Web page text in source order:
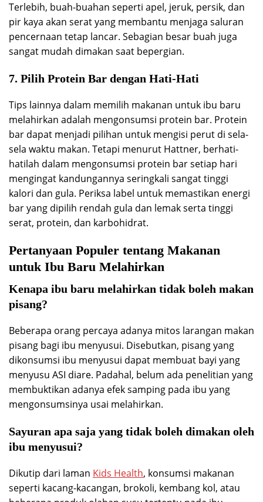
Terlebih, buah-buahan seperti apel, jeruk, persik, dan
pir kaya akan serat yang membantu menjaga saluran
pencernaan tetap lancar. Sebagian besar buah juga
sangat mudah dimakan saat bepergian.
7. Pilih Protein Bar dengan Hati-Hati
Tips lainnya dalam memilih makanan untuk ibu baru
melahirkan adalah mengonsumsi protein bar. Protein
bar dapat menjadi pilihan untuk mengisi perut di sela-
sela waktu makan. Tetapi menurut Hattner, berhati-
hatilah dalam mengonsumsi protein bar setiap hari
mengingat kandungannya seringkali sangat tinggi
kalori dan gula. Periksa label untuk memastikan energi
bar yang dipilih rendah gula dan lemak serta tinggi
serat, protein, dan karbohidrat.
Pertanyaan Populer tentang Makanan
untuk Ibu Baru Melahirkan
Kenapa ibu baru melahirkan tidak boleh makan
pisang?
Beberapa orang percaya adanya mitos larangan makan
pisang bagi ibu menyusui. Disebutkan, pisang yang
dikonsumsi ibu menyusui dapat membuat bayi yang
menyusu ASI diare. Padahal, belum ada penelitian yang
membuktikan adanya efek samping pada ibu yang
mengonsumsinya usai melahirkan.
Sayuran apa saja yang tidak boleh dimakan oleh
ibu menyusui?
Dikutip dari laman Kids Health, konsumsi makanan
seperti kacang-kacangan, brokoli, kembang kol, atau